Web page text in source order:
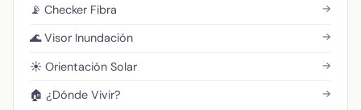
📡 Checker Fibra →
🌊 Visor Inundación →
☀️ Orientación Solar →
🏠 ¿Dónde Vivir? →